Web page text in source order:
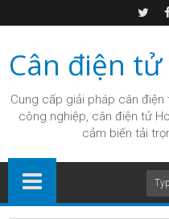
Cân điện tử
Cung cấp giải pháp cân điện
công nghiệp, cân điện tử
cảm biến tải